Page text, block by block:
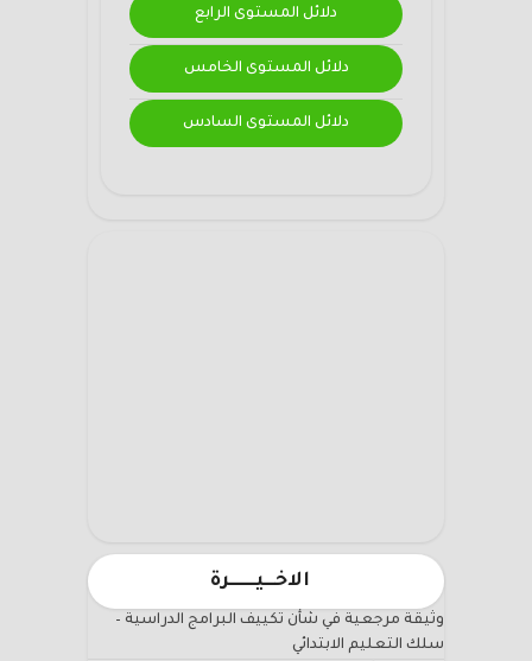
دلائل المستوى الرابع
دلائل المستوى الخامس
دلائل المستوى السادس
الاخـــيـــــــرة
وثيقة مرجعية في شأن تكييف البرامج الدراسية –
سلك التعليم الابتدائي